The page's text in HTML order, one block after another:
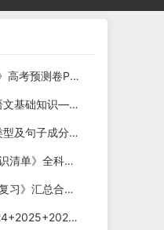
2026版《金考卷百校联盟》高考预测卷PDF电子版下载
高中语文高三一轮复习之语文基础知识——短语类型+课件（20张PPT）
现代汉语语法知识：短语类型及句子成分划分课件（共19张PPT）
2023-2025版《53高中知识清单》全科电子版下载
2020-2026版《53高考总复习》汇总合集五年高考三年模拟电子版下载
天星《高考解题觉醒》2024+2025+2026版 电子版下载打印